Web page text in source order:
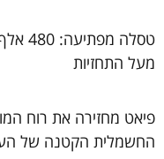
מעל התחזיות
פיאט מחזירה את רוח
החשמלית הקטנה של